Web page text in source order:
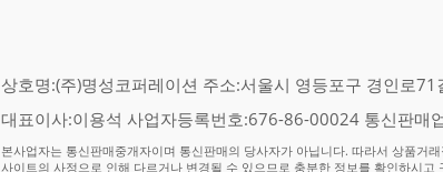
상호명:(주)명성코퍼레이션 주소:서울시 영등포구 경인로
대표이사:이용석 사업자등록번호:676-86-00024 통신판매
본사업자는 통신판매중개자이며 통신판매의 당사자가 아닙니다. 따라서 상품거
사이트의 사정으로 인해 다르거나 변경될 수 있으므로 충분한 정보를 확인하시